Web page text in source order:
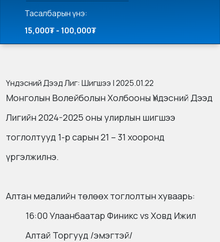
Тасалбарын үнэ:
15,000₮ - 100,000₮
Үндэсний Дээд Лиг: Шигшээ | 2025.01.22
Монголын Волейболын Холбооны Үндэсний Дээд
Лигийн 2024-2025 оны улирлын шигшээ
тоглолтууд 1-р сарын 21 – 31 хооронд
үргэлжилнэ.
Алтан медалийн төлөөх тоглолтын хуваарь:
16:00 Улаанбаатар Финикс vs Ховд Ижил
Алтай Торгууд /эмэгтэй/